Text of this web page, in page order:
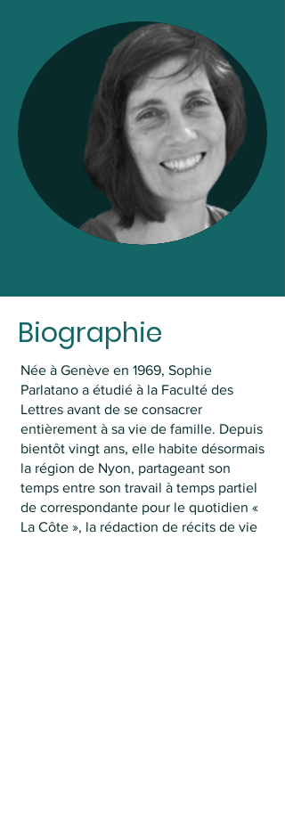
Biographie
Née à Genève en 1969, Sophie
Parlatano a étudié à la Faculté des
Lettres avant de se consacrer
entièrement à sa vie de famille. Depuis
bientôt vingt ans, elle habite désormais
la région de Nyon, partageant son
temps entre son travail à temps partiel
de correspondante pour le quotidien «
La Côte », la rédaction de récits de vie